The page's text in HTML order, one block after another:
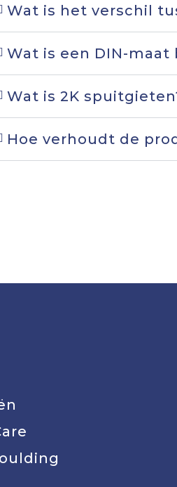
Wat is het verschil
Wat is een DIN-
Wat is 2K
Hoe verhoudt de